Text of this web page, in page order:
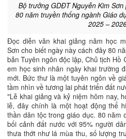
Bộ trưởng GDĐT Nguyễn Kim
80 năm truyền thống ngành Giáo
2025 –
Đọc diễn văn khai giảng năm học
Sơn cho biết ngày này cách đây 80
bản Tuyên ngôn độc lập, Chủ tịch Hồ
em học sinh nhân ngày khai trường
mới. Bức thư là một tuyên ngôn về
tầm nhìn về tương lai phát triển đất
"Lễ khai giảng và kỷ niệm hôm nay,
lễ, đây chính là một hoạt động thể
thần dân tộc trong giáo dục. 80 năm
bối cảnh đất nước với 95% người
thưa thớt như lá mùa thu, số lượng